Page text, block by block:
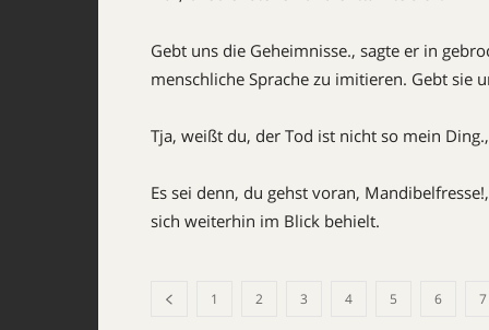
Gebt uns die Geheimnisse., sagte er in
menschliche Sprache zu imitieren. Gebt sie
Tja, weißt du, der Tod ist nicht so mein
Es sei denn, du gehst voran,
sich weiterhin im Blick behielt.
1 2 3 4 5 6 7